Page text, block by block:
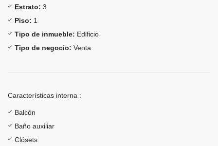
Estrato: 3
Piso: 1
Tipo de inmueble: Edificio
Tipo de negocio: Venta
Características interna :
Balcón
Baño auxiliar
Clósets